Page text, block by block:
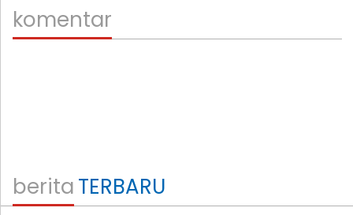
komentar
beritaTERBARU